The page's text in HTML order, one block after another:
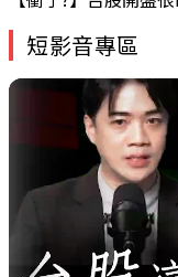
短影音專區